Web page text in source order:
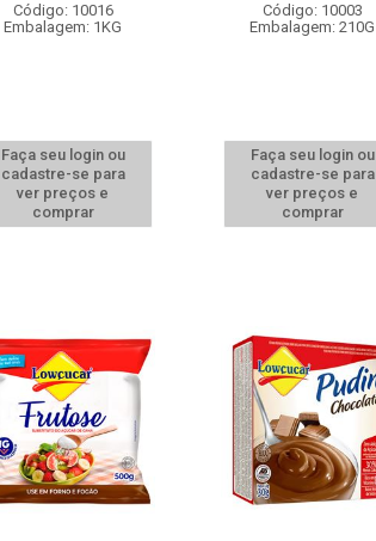
Código: 10016
Embalagem: 1KG
Faça seu login ou
cadastre-se para
ver preços e
comprar
Código: 10003
Embalagem: 210G
Faça seu login ou
cadastre-se para
ver preços e
comprar